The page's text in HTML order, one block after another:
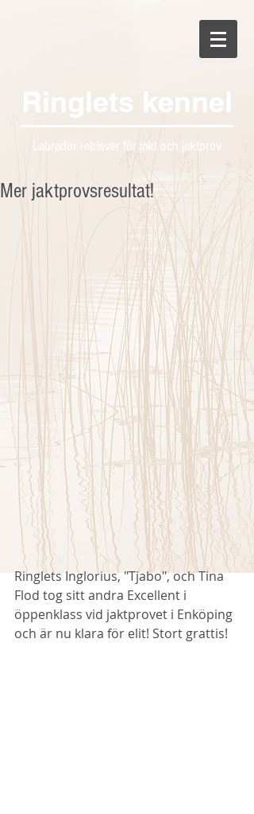
Ringlets kennel
Labrador retriever för jakt och jaktprov
Mer jaktprovsresultat!
Ringlets Inglorius, "Tjabo", och Tina
Flod tog sitt andra Excellent i
öppenklass vid jaktprovet i Enköping
och är nu klara för elit! Stort grattis!